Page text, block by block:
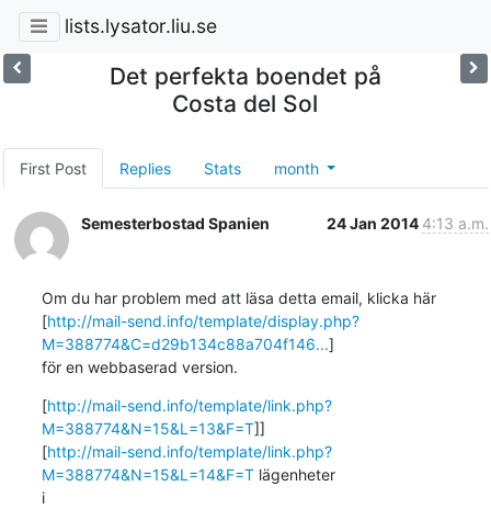
lists.lysator.liu.se
Det perfekta boendet på
Costa del Sol
First Post Replies Stats month
Semesterbostad Spanien 24 Jan 2014 4:13 a.m.
Om du har problem med att läsa detta email, klicka här
[http://mail-send.info/template/display.php?
M=388774&C=d29b134c88a704f146...]
för en webbaserad version.
[http://mail-send.info/template/link.php?
M=388774&N=15&L=13&F=T]]
[http://mail-send.info/template/link.php?
M=388774&N=15&L=14&F=T lägenheter
i